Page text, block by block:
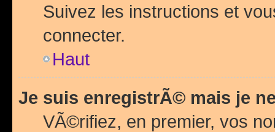
Suivez les instructions et
connecter.
Haut
Je suis enregistrÃ© mais je
VÃ©rifiez, en premier, vos